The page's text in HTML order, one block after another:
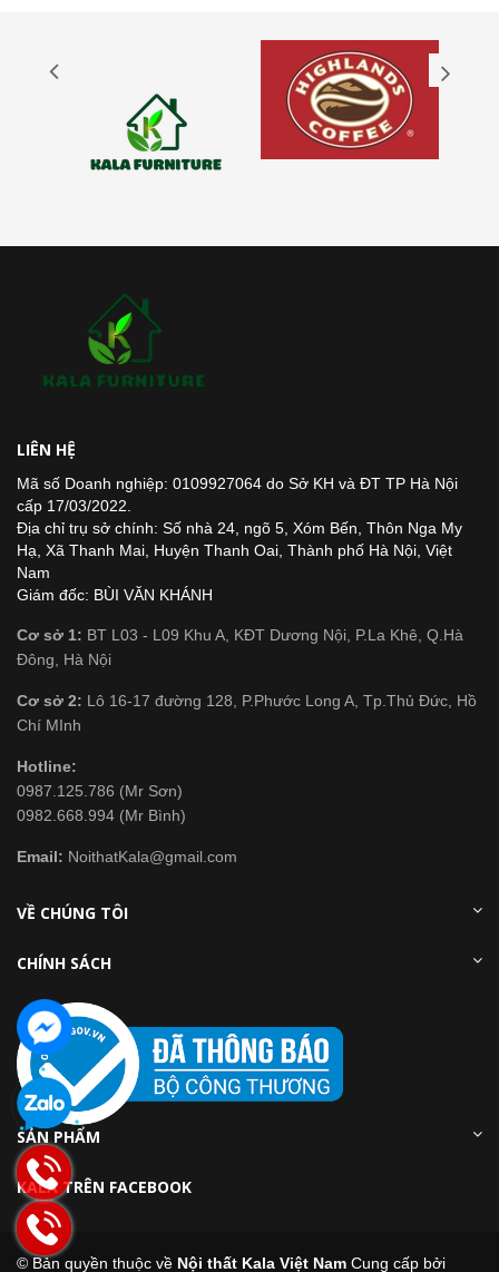
LIÊN HỆ
Mã số Doanh nghiệp: 0109927064 do Sở KH và ĐT TP Hà Nội
cấp 17/03/2022.
Địa chỉ trụ sở chính: Số nhà 24, ngõ 5, Xóm Bến, Thôn Nga My
Hạ, Xã Thanh Mai, Huyện Thanh Oai, Thành phố Hà Nội, Việt
Nam
Giám đốc: BÙI VĂN KHÁNH
Cơ sở 1: BT L03 - L09 Khu A, KĐT Dương Nội, P.La Khê, Q.Hà
Đông, Hà Nội
Cơ sở 2: Lô 16-17 đường 128, P.Phước Long A, Tp.Thủ Đức, Hồ
Chí MInh
Hotline:
0987.125.786 (Mr Sơn)
0982.668.994 (Mr Bình)
Email: NoithatKala@gmail.com
VỀ CHÚNG TÔI
CHÍNH SÁCH
SẢN PHẨM
KALA TRÊN FACEBOOK
© Bản quyền thuộc về Nội thất Kala Việt Nam Cung cấp bởi